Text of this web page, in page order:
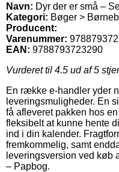
Navn: Dyr der er små –
Kategori: Bøger >
Producent:
Varenummer:
EAN: 9788793723290
Vurderet til 4.5 ud af 5
En række e-handler yder
leveringsmuligheder. En
få afleveret pakken hos
fleksibelt at kunne hente
ind i din kalender.
fremkommelig, samt
leveringsversion ved køb
– Papbog.